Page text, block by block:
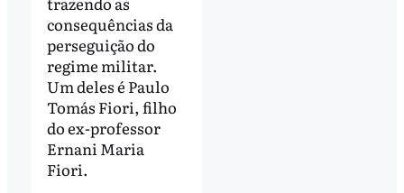
consequências da
perseguição do
regime militar.
Um deles é Paulo
Tomás Fiori, filho
do ex-professor
Ernani Maria
Fiori.